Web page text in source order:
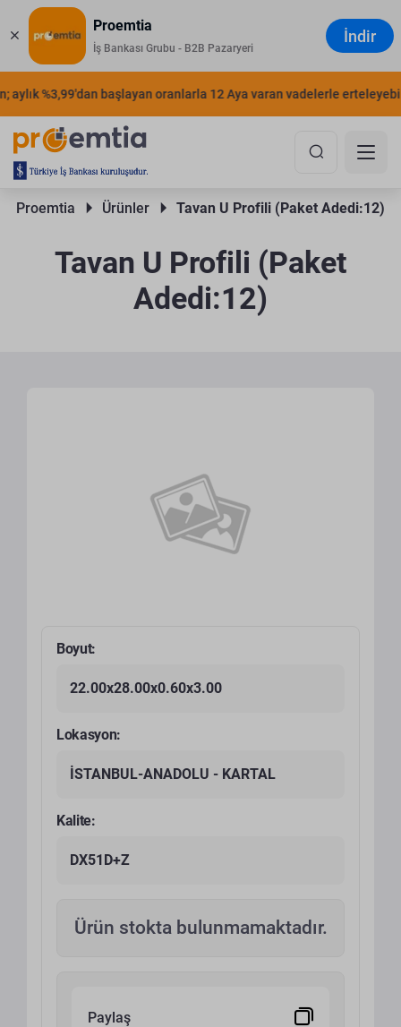
Proemtia
İş Bankası Grubu - B2B Pazaryeri
İndir
aylık %3,99'dan başlayan oranlarla 12 Aya varan vadelerle
Proemtia Ürünler Tavan U Profili (Paket Adedi:12)
Tavan U Profili (Paket
Adedi:12)
Boyut:
22.00x28.00x0.60x3.00
Lokasyon:
İSTANBUL-ANADOLU - KARTAL
Kalite:
DX51D+Z
Ürün stokta bulunmamaktadır.
Paylaş